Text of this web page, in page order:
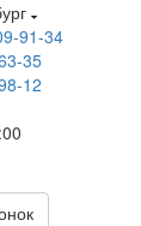
91-34
35
12